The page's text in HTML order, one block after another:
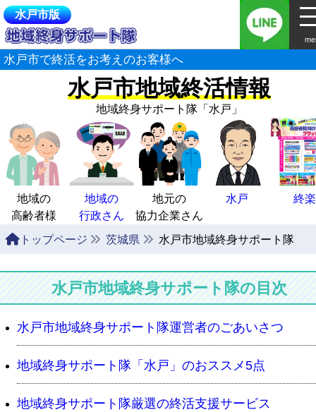
水戸市版
水戸市で終活をお考えのお客様へ
水戸市地域終活情報
地域終身サポート隊 「水戸」
地域の
高齢者様
地域の
行政さん
地元の
協力企業さん
水戸 終楽
トップページ 茨城県 水戸市地域終身サポート隊
水戸市地域終身サポート隊の目次
水戸市地域終身サポート隊運営者のごあいさつ
地域終身サポート隊「水戸」のおススメ5点
地域終身サポート隊厳選の終活支援サービス